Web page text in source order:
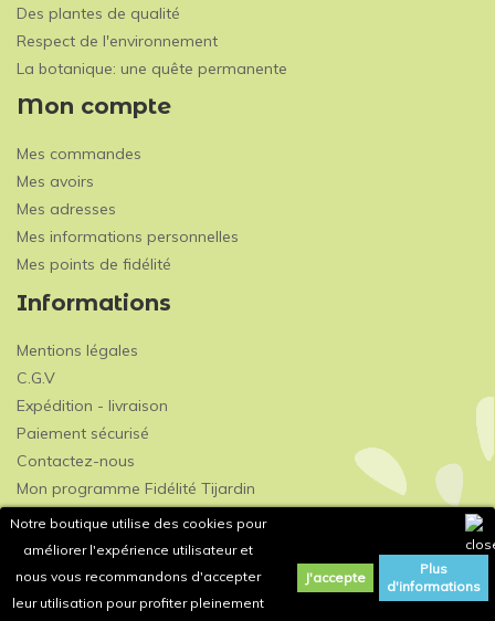
Notre boutique utilise des cookies pour
améliorer l'expérience utilisateur et
nous vous recommandons d'accepter
leur utilisation pour profiter pleinement
J'accepte
Plus
d'informations
Des plantes de qualité
Respect de l'environnement
La botanique: une quête permanente
Mon compte
Mes commandes
Mes avoirs
Mes adresses
Mes informations personnelles
Mes points de fidélité
Informations
Mentions légales
C.G.V
Expédition - livraison
Paiement sécurisé
Contactez-nous
Mon programme Fidélité Tijardin